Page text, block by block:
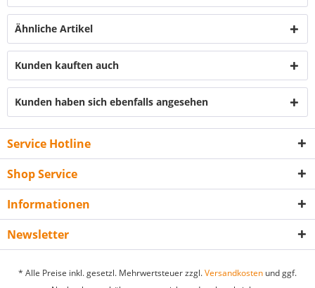
Ähnliche Artikel
Kunden kauften auch
Kunden haben sich ebenfalls angesehen
Service Hotline
Shop Service
Informationen
Newsletter
* Alle Preise inkl. gesetzl. Mehrwertsteuer zzgl.Versandkosten und ggf.